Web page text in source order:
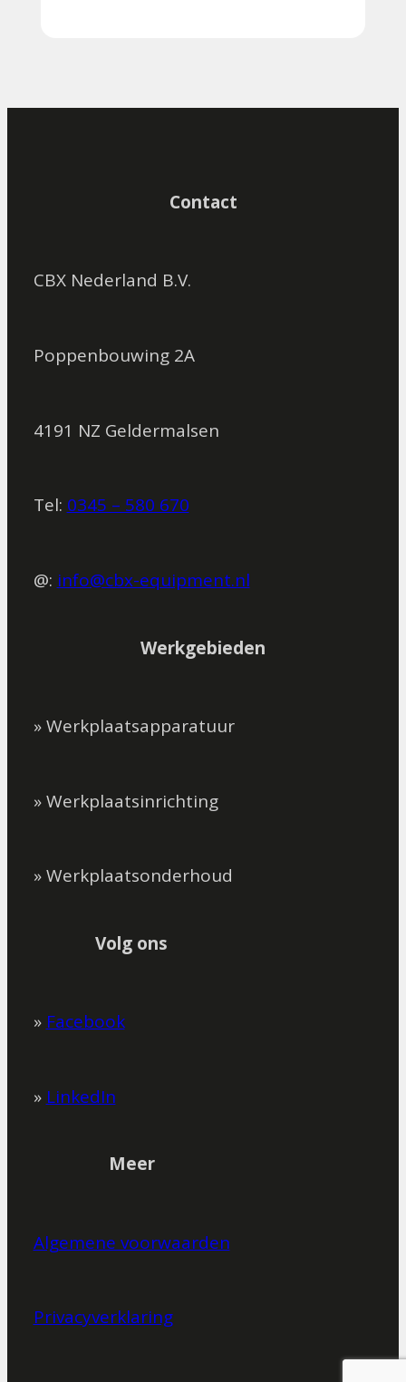
Contact
CBX Nederland B.V.
Poppenbouwing 2A
4191 NZ Geldermalsen
Tel: 0345 – 580 670
@: info@cbx-equipment.nl
Werkgebieden
» Werkplaatsapparatuur
» Werkplaatsinrichting
» Werkplaatsonderhoud
Volg ons
» Facebook
» LinkedIn
Meer
Algemene voorwaarden
Privacyverklaring